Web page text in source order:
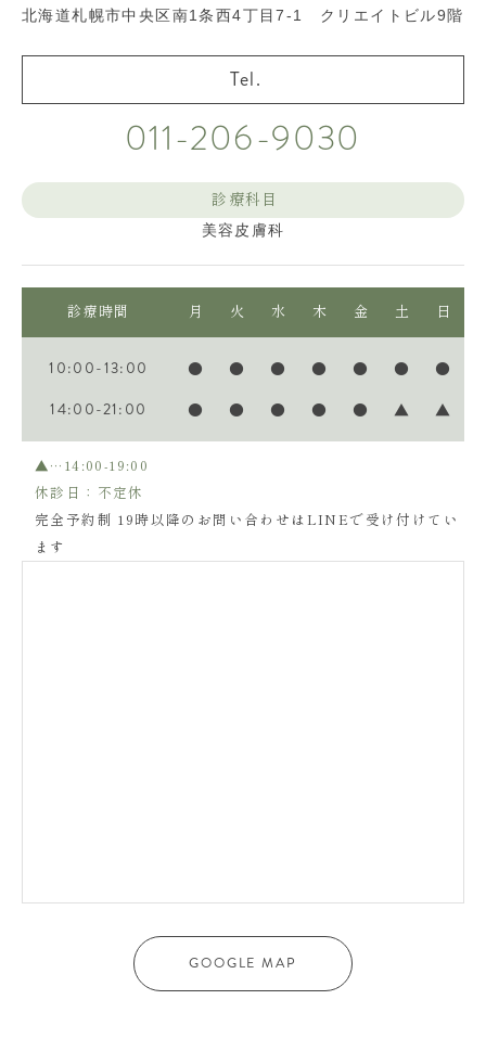
北海道札幌市中央区南1条西4丁目7-1 クリエイトビル9階
011-206-9030
診療科目
美容皮膚科
診療時間 月 火 水 木 金 土 日
10:00-13:00 ● ● ● ● ● ● ●
14:00-21:00 ● ● ● ● ● ▲ ▲
▲…14:00-19:00
休診日：不定休
完全予約制 19時以降のお問い合わせはLINEで受け付けてい
ます
GOOGLE MAP